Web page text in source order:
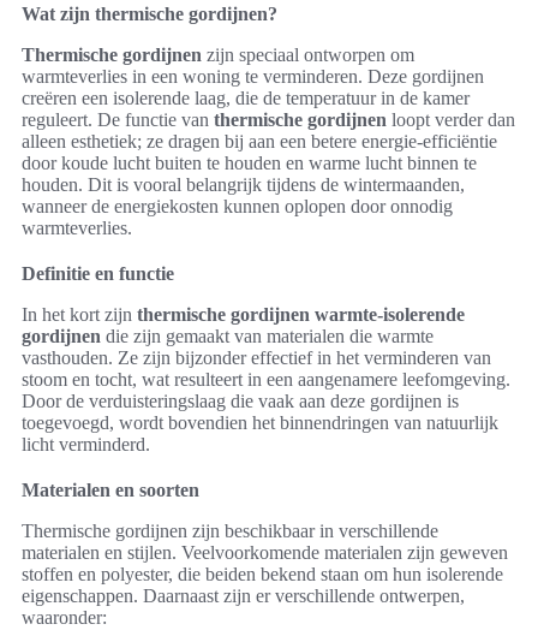
Wat zijn thermische gordijnen?
Thermische gordijnen zijn speciaal ontworpen om
warmteverlies in een woning te verminderen. Deze gordijnen
creëren een isolerende laag, die de temperatuur in de kamer
reguleert. De functie van thermische gordijnen loopt verder dan
alleen esthetiek; ze dragen bij aan een betere energie-efficiëntie
door koude lucht buiten te houden en warme lucht binnen te
houden. Dit is vooral belangrijk tijdens de wintermaanden,
wanneer de energiekosten kunnen oplopen door onnodig
warmteverlies.
Definitie en functie
In het kort zijn thermische gordijnen warmte-isolerende
gordijnen die zijn gemaakt van materialen die warmte
vasthouden. Ze zijn bijzonder effectief in het verminderen van
stoom en tocht, wat resulteert in een aangenamere leefomgeving.
Door de verduisteringslaag die vaak aan deze gordijnen is
toegevoegd, wordt bovendien het binnendringen van natuurlijk
licht verminderd.
Materialen en soorten
Thermische gordijnen zijn beschikbaar in verschillende
materialen en stijlen. Veelvoorkomende materialen zijn geweven
stoffen en polyester, die beiden bekend staan om hun isolerende
eigenschappen. Daarnaast zijn er verschillende ontwerpen,
waaronder: